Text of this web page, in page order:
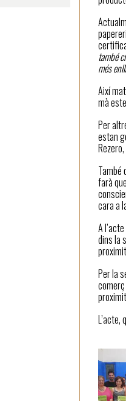
també
més
Així
mà
Per
estan
També
farà
cara a
A
dins la
Per la